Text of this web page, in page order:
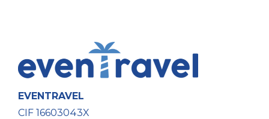
EVENTRAVEL
CIF 16603043X